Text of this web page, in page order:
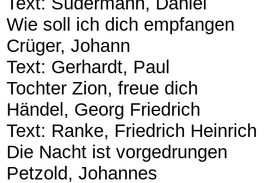
​Wie soll ich dich empfangen
​Crüger, Johann
​Text: Gerhardt, Paul
​Tochter Zion, freue dich
​Händel, Georg Friedrich
​Text: Ranke, Friedrich Heinrich
​Die Nacht ist vorgedrungen
​Petzold, Johannes